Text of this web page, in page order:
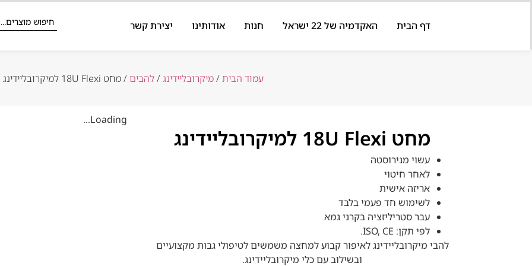
דף הבית האקדמיה של 22 ישראל חנות אודותינו יצירת קשר
עמוד הבית/מיקרובליידינג/להבים / מחט 18U Flexi למיקרובליידינג
Loading...
מחט 18U Flexi למיקרובליידינג
עשוי מנירוסטה
לאחר חיטוי
אריזה אישית
לשימוש חד פעמי בלבד
עבר סטריליזציה בקרני גמא
לפי תקן: ISO, CE.
להבי מיקרובליידינג לאיפור קבוע למחצה משמשים לטיפולי גבות מקצועיים
ובשילוב עם כלי מיקרובליידינג.